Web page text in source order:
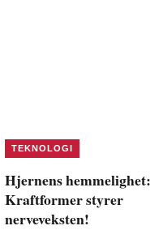
TEKNOLOGI
Hjernens hemmelighet:
Kraftformer styrer
nerveveksten!